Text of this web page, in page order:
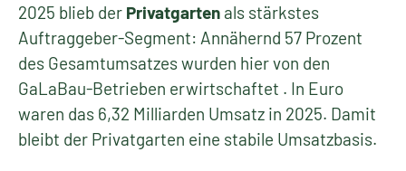
2025 blieb der Privatgarten als stärkstes
Auftraggeber-Segment: Annähernd 57 Prozent
des Gesamtumsatzes wurden hier von den
GaLaBau-Betrieben erwirtschaftet . In Euro
waren das 6,32 Milliarden Umsatz in 2025. Damit
bleibt der Privatgarten eine stabile Umsatzbasis.